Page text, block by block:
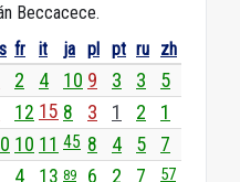
Beccacece.
fr it ja pl pt ru zh
2 4 10 9 3 3 5
12 15 8 3 1 2 1
10 11 45 8 4 5 7
4 13 89 6 2 7 57